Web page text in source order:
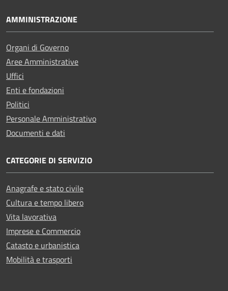
AMMINISTRAZIONE
Organi di Governo
Aree Amministrative
Uffici
Enti e fondazioni
Politici
Personale Amministrativo
Documenti e dati
CATEGORIE DI SERVIZIO
Anagrafe e stato civile
Cultura e tempo libero
Vita lavorativa
Imprese e Commercio
Catasto e urbanistica
Mobilità e trasporti